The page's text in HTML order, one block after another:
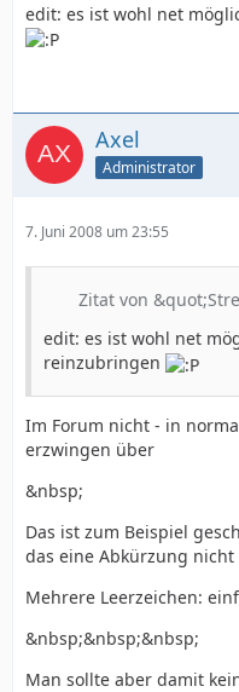
edit: es ist wohl net
Axel
Administrator
7. Juni 2008 um 23:55
Zitat von
edit: es ist wohl net
reinzubringen
Im Forum nicht - in
erzwingen über
&nbsp;
Das ist zum Beispiel
das eine Abkürzung
Mehrere Leerzeichen:
&nbsp;&nbsp;&nbsp;
Man sollte aber damit